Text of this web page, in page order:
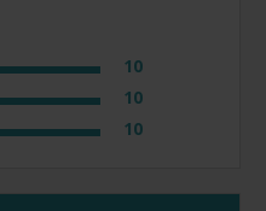
10
10
10